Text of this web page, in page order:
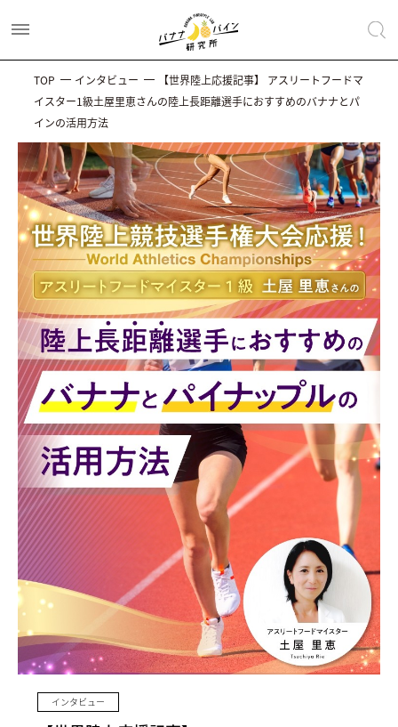
TOP インタビュー
【世界陸上応援記事】 アスリートフードマ
イスター1級土屋里恵さんの陸上長距離選手におすすめのバナナとパ
インの活用方法
インタビュー